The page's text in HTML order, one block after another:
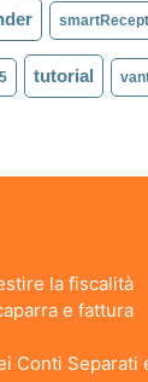
tutorial
la fiscalità
e fattura
Conti Separati